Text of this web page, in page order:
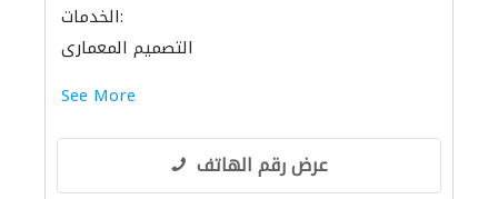
الخدمات:
التصميم المعماري
See More
عرض رقم الهاتف